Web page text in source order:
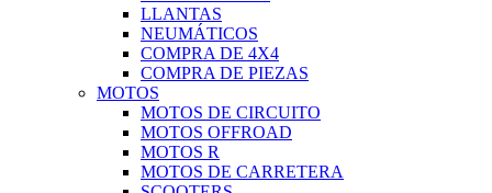
LLANTAS
NEUMÁTICOS
COMPRA DE 4X4
COMPRA DE PIEZAS
MOTOS
MOTOS DE CIRCUITO
MOTOS OFFROAD
MOTOS R
MOTOS DE CARRETERA